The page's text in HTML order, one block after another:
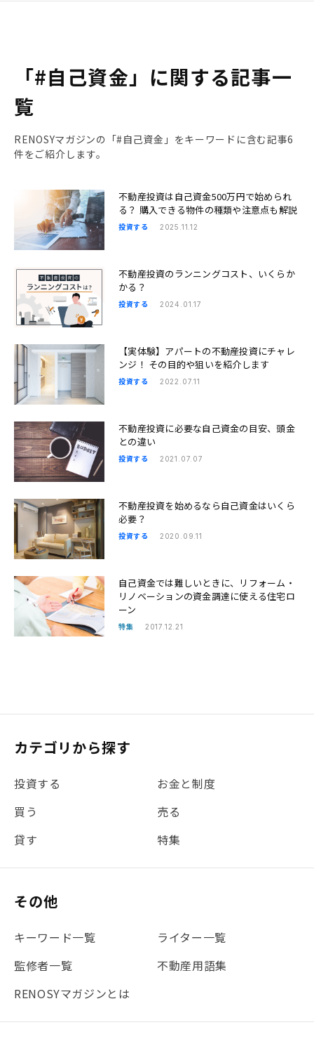
「#自己資金」に関する記事一
覧
RENOSYマガジンの「#自己資金」をキーワードに含む記事6
件をご紹介します。
不動産投資は自己資金500万円で始められ
る？ 購入できる物件の種類や注意点も解説
投資する 2025.11.12
不動産投資のランニングコスト、いくらか
かる？
投資する 2024.01.17
【実体験】アパートの不動産投資にチャレ
ンジ！ その目的や狙いを紹介します
投資する 2022.07.11
不動産投資に必要な自己資金の目安、頭金
との違い
投資する 2021.07.07
不動産投資を始めるなら自己資金はいくら
必要？
投資する 2020.09.11
自己資金では難しいときに、リフォーム・
リノベーションの資金調達に使える住宅ロ
ーン
特集 2017.12.21
カテゴリから探す
投資する
お金と制度
買う
売る
貸す
特集
その他
キーワード一覧
ライター一覧
監修者一覧
不動産用語集
RENOSYマガジンとは